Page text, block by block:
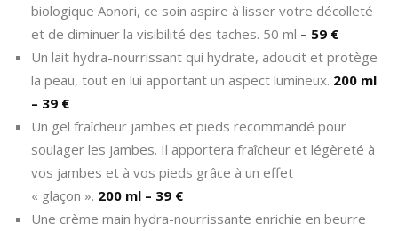
biologique Aonori, ce soin aspire à lisser votre décolleté
et de diminuer la visibilité des taches. 50 ml – 59 €
Un lait hydra-nourrissant qui hydrate, adoucit et protège
la peau, tout en lui apportant un aspect lumineux. 200 ml
– 39 €
Un gel fraîcheur jambes et pieds recommandé pour
soulager les jambes. Il apportera fraîcheur et légèreté à
vos jambes et à vos pieds grâce à un effet
« glaçon ». 200 ml – 39 €
Une crème main hydra-nourrissante enrichie en beurre